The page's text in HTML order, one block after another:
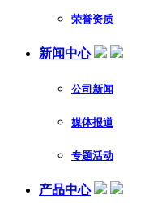
荣誉资质
新闻中心
公司新闻
媒体报道
专题活动
产品中心